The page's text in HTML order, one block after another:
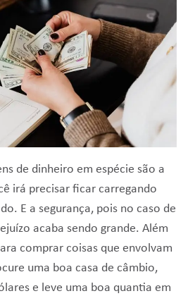
de dinheiro em espécie são a
irá precisar ficar carregando
E a segurança, pois no caso de
acaba sendo grande. Além
comprar coisas que envolvam
uma boa casa de câmbio,
e leve uma boa quantia em